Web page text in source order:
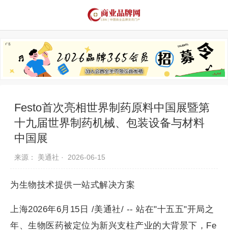
推荐品牌 品牌故事
Festo首次亮相世界制药原料中国展暨第
十九届世界制药机械、包装设备与材料
中国展
来源： 美通社 · 2026-06-15
为生物技术提供一站式解决方案
上海2026年6月15日 /美通社/ -- 站在"十五五"开局之
年、生物医药被定位为新兴支柱产业的大背景下，Fe